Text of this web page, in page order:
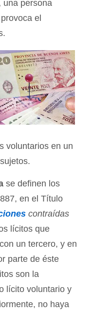
una persona
el
voluntarios en un
se definen los
en el Título
contraídas
lícitos que
un tercero, y en
parte de éste
son la
lícito voluntario y
no haya